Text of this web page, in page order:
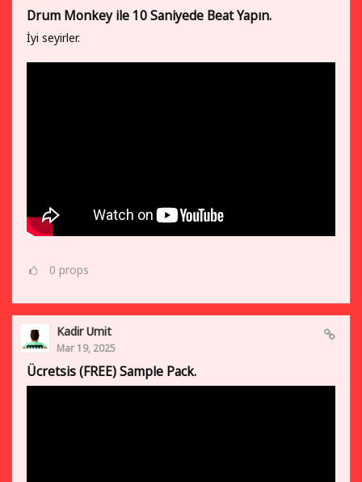
Drum Monkey ile 10 Saniyede Beat Yapın.
İyi seyirler.
0 props
Kadir Umit
Mar 19, 2025
Ücretsis (FREE) Sample Pack.